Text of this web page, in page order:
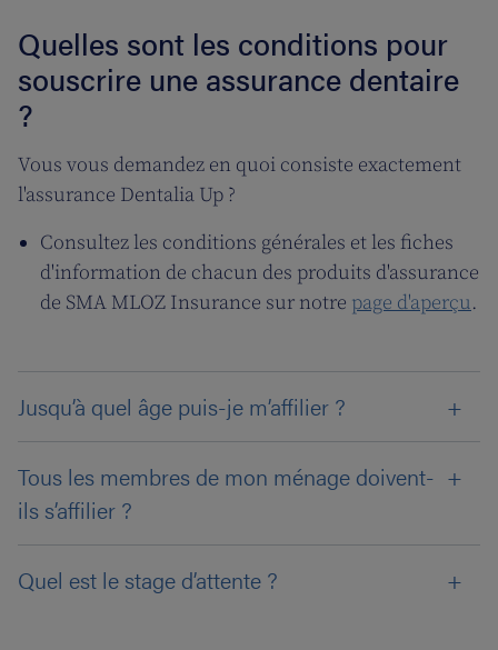
Quelles sont les conditions pour
souscrire une assurance dentaire
?
Vous vous demandez en quoi consiste exactement
l'assurance Dentalia Up ?
Consultez les conditions générales et les fiches
d'information de chacun des produits d'assurance
de SMA MLOZ Insurance sur notre page d'aperçu.
Jusqu’à quel âge puis-je m’affilier ?
Tous les membres de mon ménage doivent-
ils s’affilier ?
Quel est le stage d’attente ?